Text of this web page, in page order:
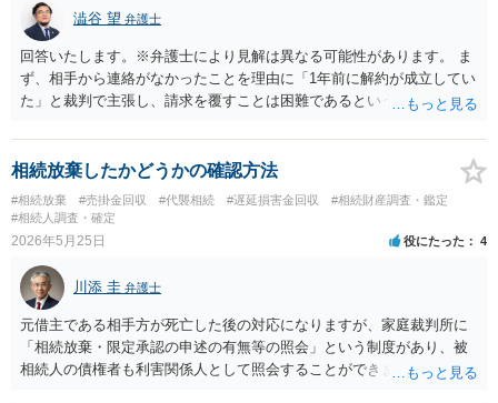
澁谷 望 弁護士
回答いたします。※弁護士により見解は異なる可能性があります。 ま
ず、相手から連絡がなかったことを理由に「1年前に解約が成立してい
た」と裁判で主張し、請求を覆すことは困難であるというのが私の見
上、その時点で解約の合意は成立していません。また、多くの法人向
けサービスでは規約で解約方法（書面提出など）が厳格に定められて
いるため、電話口のやり取りだけでは有効な解約と認められない可能
性が高いです。 訴状が届いている以上、何も対応せずに放置すると、
相手の請求どおりの判決が下され、法人の口座などを差し押さえられ
くの弁護士事務所へ直接相談され、第1回期日に向けた裁判への対応
（答弁書の提出など）を進めるのが最も手堅い対応と考えられます。
相続放棄したかどうかの確認方法
#相続放棄 #売掛金回収 #代襲相続 #遅延損害金回収
#相続財産調査・鑑定
#相続人調査・確定
2026年5月25日 役にたった 4
川添 圭 弁護士
元借主である相手方が死亡した後の対応になりますが、家庭裁判所に
「相続放棄・限定承認の申述の有無等の照会」という制度があり、被
相続人の債権者も利害関係人として照会することができます。照会を